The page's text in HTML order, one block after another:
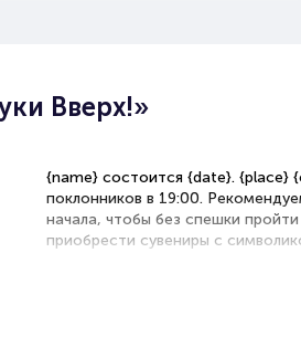
Вверх!»
{name} состоится {date}. {place}
поклонников в 19:00.
начала, чтобы без спешки
приобрести сувениры с